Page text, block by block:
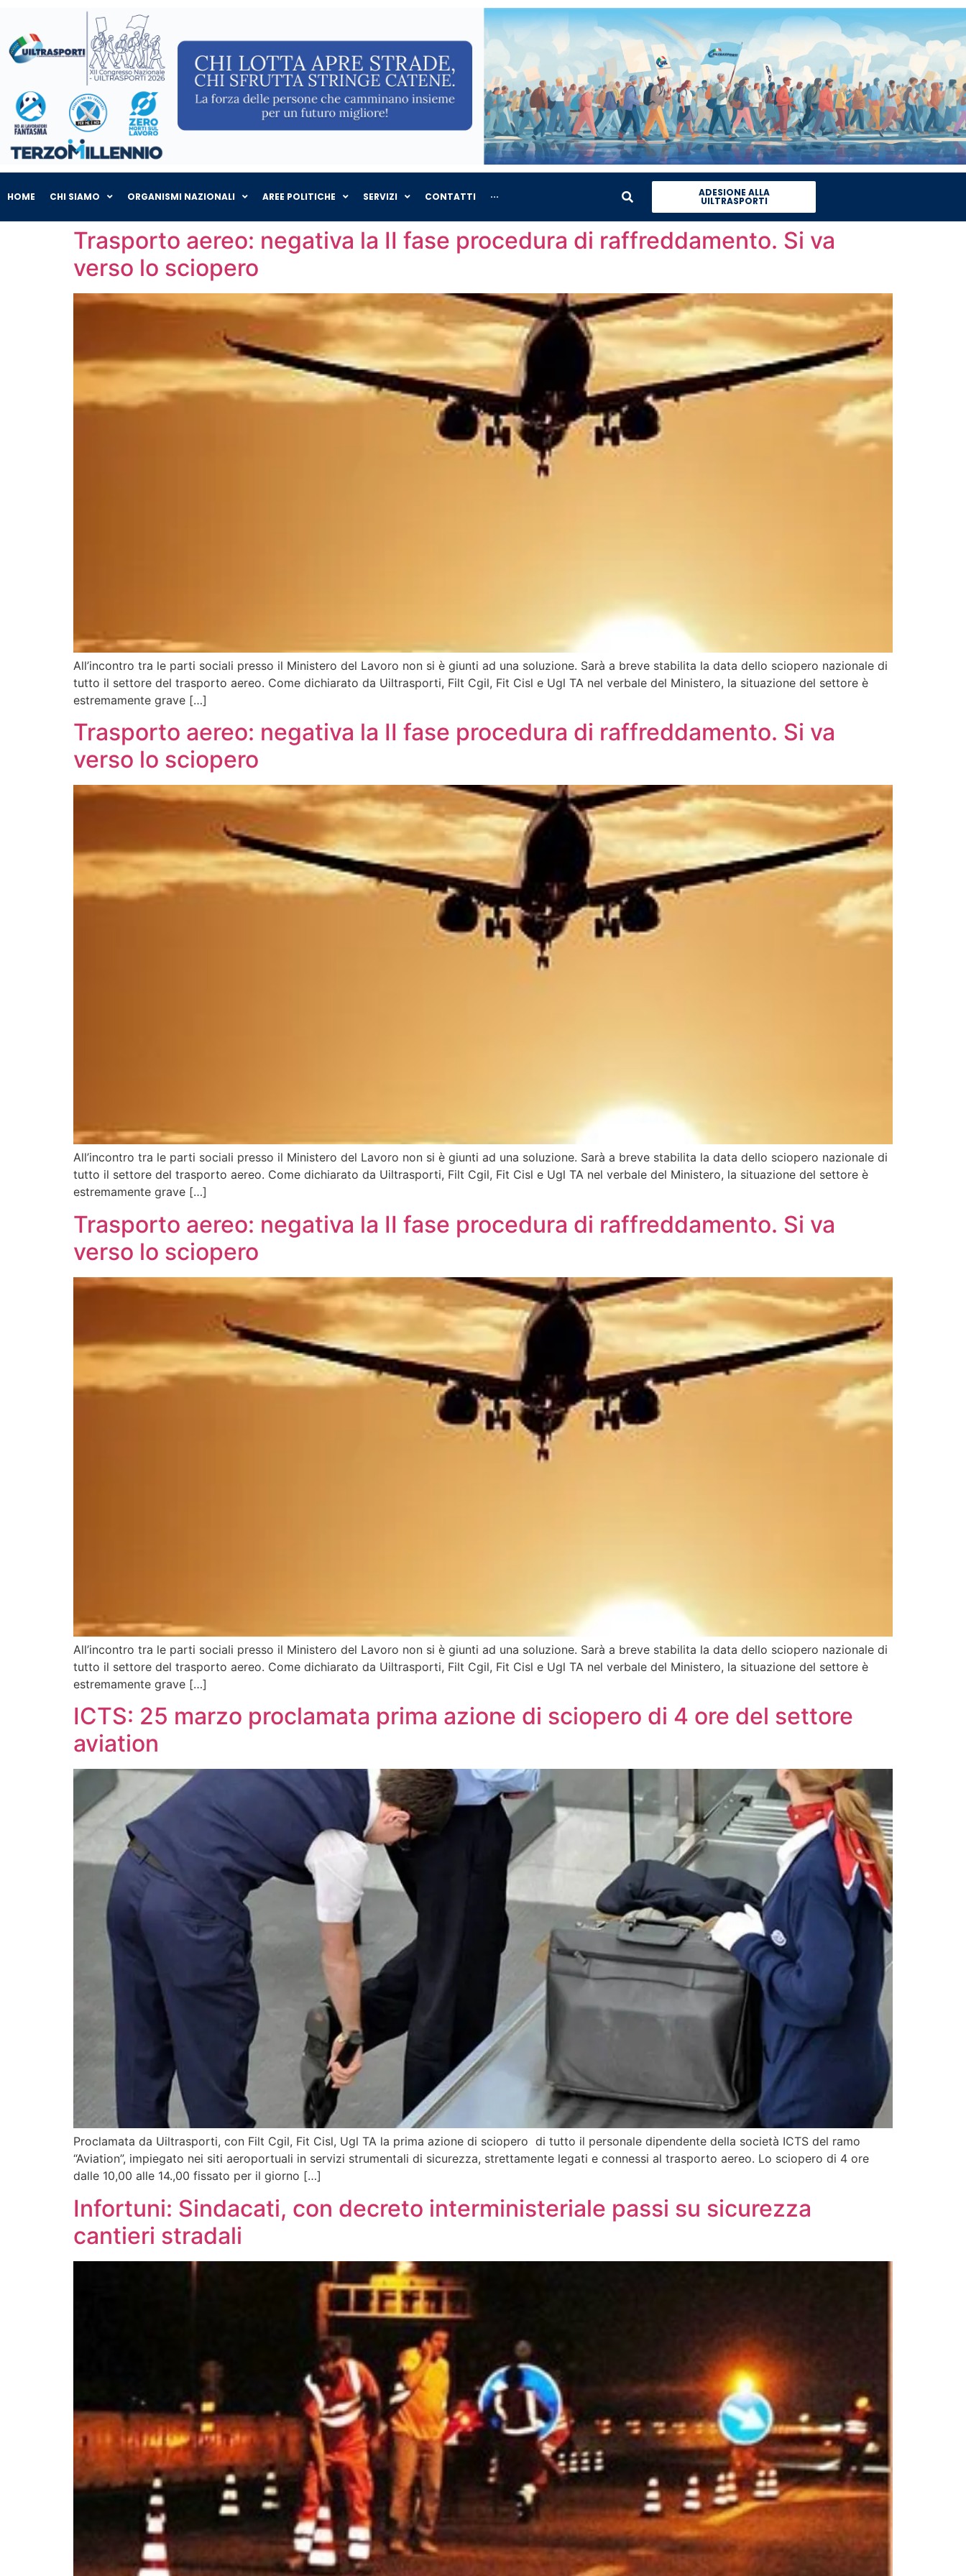
HOME CHI SIAMO ORGANISMI NAZIONALI AREE POLITICHE SERVIZI CONTATTI ··· ADESIONE ALLA
UILTRASPORTI
Trasporto aereo: negativa la II fase procedura di raffreddamento. Si va
verso lo sciopero
All’incontro tra le parti sociali presso il Ministero del Lavoro non si è giunti ad una soluzione. Sarà a breve stabilita la data dello sciopero nazionale di
tutto il settore del trasporto aereo. Come dichiarato da Uiltrasporti, Filt Cgil, Fit Cisl e Ugl TA nel verbale del Ministero, la situazione del settore è
estremamente grave […]
Trasporto aereo: negativa la II fase procedura di raffreddamento. Si va
verso lo sciopero
All’incontro tra le parti sociali presso il Ministero del Lavoro non si è giunti ad una soluzione. Sarà a breve stabilita la data dello sciopero nazionale di
tutto il settore del trasporto aereo. Come dichiarato da Uiltrasporti, Filt Cgil, Fit Cisl e Ugl TA nel verbale del Ministero, la situazione del settore è
estremamente grave […]
Trasporto aereo: negativa la II fase procedura di raffreddamento. Si va
verso lo sciopero
All’incontro tra le parti sociali presso il Ministero del Lavoro non si è giunti ad una soluzione. Sarà a breve stabilita la data dello sciopero nazionale di
tutto il settore del trasporto aereo. Come dichiarato da Uiltrasporti, Filt Cgil, Fit Cisl e Ugl TA nel verbale del Ministero, la situazione del settore è
estremamente grave […]
ICTS: 25 marzo proclamata prima azione di sciopero di 4 ore del settore
aviation
Proclamata da Uiltrasporti, con Filt Cgil, Fit Cisl, Ugl TA la prima azione di sciopero di tutto il personale dipendente della società ICTS del ramo
“Aviation”, impiegato nei siti aeroportuali in servizi strumentali di sicurezza, strettamente legati e connessi al trasporto aereo. Lo sciopero di 4 ore
dalle 10,00 alle 14.,00 fissato per il giorno […]
Infortuni: Sindacati, con decreto interministeriale passi su sicurezza
cantieri stradali